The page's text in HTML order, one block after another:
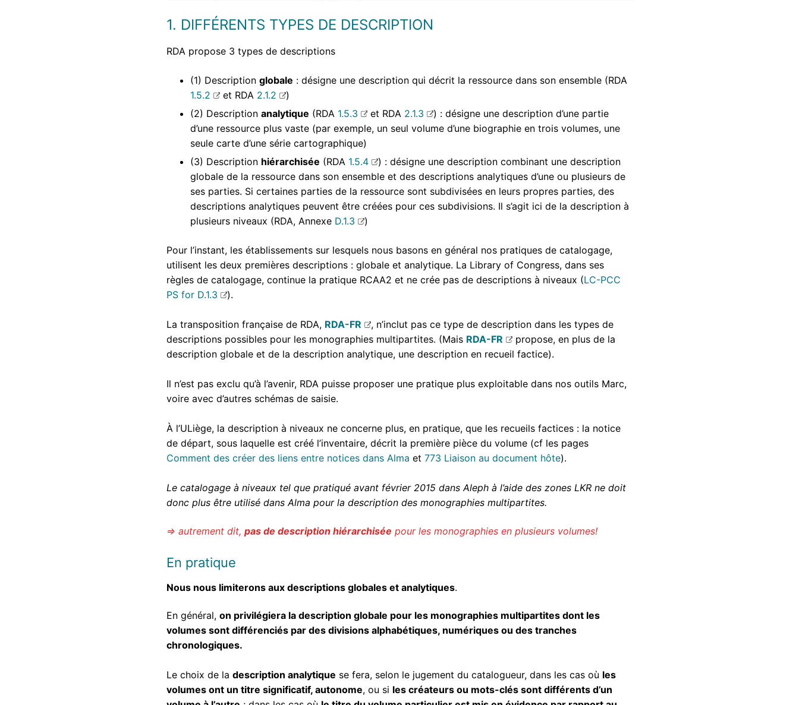
1. DIFFÉRENTS TYPES DE DESCRIPTION
RDA propose 3 types de descriptions
(1) Description globale : désigne une description qui décrit la ressource dans son ensemble (RDA
1.5.2
et RDA 2.1.2
)
(2) Description analytique (RDA 1.5.3 et RDA 2.1.3
) : désigne une description d’une partie
d’une ressource plus vaste (par exemple, un seul volume d’une biographie en trois volumes, une
seule carte d’une série cartographique)
(3) Description hiérarchisée (RDA 1.5.4
) : désigne une description combinant une description
globale de la ressource dans son ensemble et des descriptions analytiques d’une ou plusieurs de
ses parties. Si certaines parties de la ressource sont subdivisées en leurs propres parties, des
descriptions analytiques peuvent être créées pour ces subdivisions. Il s’agit ici de la description à
plusieurs niveaux (RDA, Annexe D.1.3 )
Pour l’instant, les établissements sur lesquels nous basons en général nos pratiques de catalogage,
utilisent les deux premières descriptions : globale et analytique. La Library of Congress, dans ses
règles de catalogage, continue la pratique RCAA2 et ne crée pas de descriptions à niveaux (LC-PCC
PS for D.1.3
).
La transposition française de RDA, RDA-FR
, n’inclut pas ce type de description dans les types de
descriptions possibles pour les monographies multipartites. (Mais RDA-FR
propose, en plus de la
description globale et de la description analytique, une description en recueil factice).
Il n’est pas exclu qu’à l’avenir, RDA puisse proposer une pratique plus exploitable dans nos outils Marc,
voire avec d’autres schémas de saisie.
À l’ULiège, la description à niveaux ne concerne plus, en pratique, que les recueils factices : la notice
de départ, sous laquelle est créé l’inventaire, décrit la première pièce du volume (cf les pages
Comment des créer des liens entre notices dans Alma et 773 Liaison au document hôte).
Le catalogage à niveaux tel que pratiqué avant février 2015 dans Aleph à l’aide des zones LKR ne doit
donc plus être utilisé dans Alma pour la description des monographies multipartites.
=> autrement dit, pas de description hiérarchisée pour les monographies en plusieurs volumes!
En pratique
Nous nous limiterons aux descriptions globales et analytiques.
En général, on privilégiera la description globale pour les monographies multipartites dont les
volumes sont différenciés par des divisions alphabétiques, numériques ou des tranches
chronologiques.
Le choix de la description analytique se fera, selon le jugement du catalogueur, dans les cas où les
volumes ont un titre significatif, autonome, ou si les créateurs ou mots-clés sont différents d’un